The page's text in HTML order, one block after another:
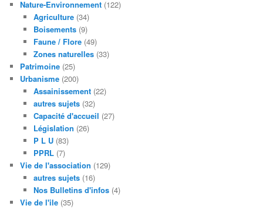
Nature-Environnement (122)
Agriculture(34)
Boisements(9)
Faune / Flore(49)
Zones naturelles(33)
Patrimoine (25)
Urbanisme (200)
Assainissement(22)
autres sujets(32)
Capacité d'accueil (27)
Législation (26)
P L U(83)
PPRL(7)
Vie de l'association (129)
autres sujets(16)
Nos Bulletins d'infos(4)
Vie de l'ile (35)